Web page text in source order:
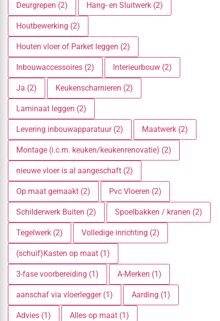
Deurgrepen (2) Hang- en Sluitwerk (2)
Houtbewerking (2)
Houten vloer of Parket leggen (2)
Inbouwaccessoires (2) Interieurbouw (2)
Ja (2) Keukenscharnieren (2)
Laminaat leggen (2)
Levering inbouwapparatuur (2) Maatwerk (2)
Montage (i.c.m. keuken/keukenrenovatie) (2)
nieuwe vloer is al aangeschaft (2)
Op maat gemaakt (2) Pvc Vloeren (2)
Schilderwerk Buiten (2) Spoelbakken / kranen (2)
Tegelwerk (2) Volledige inrichting (2)
(schuif)Kasten op maat (1)
3-fase voorbereiding (1) A-Merken (1)
aanschaf via vloerlegger (1) Aarding (1)
Advies (1) Alles op maat (1)